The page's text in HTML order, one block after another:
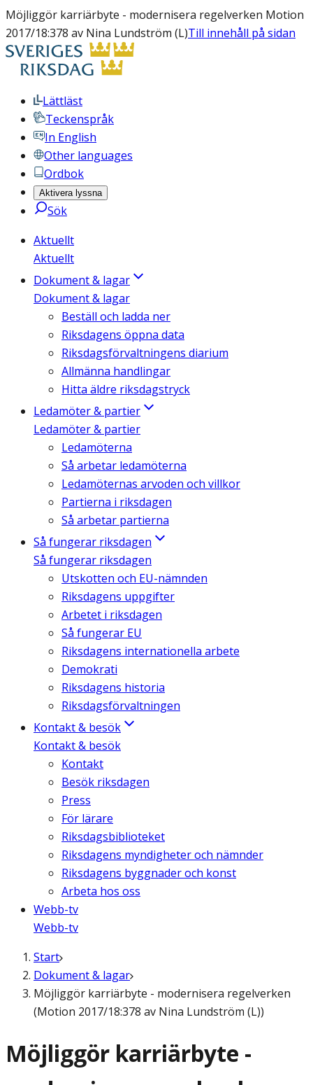
Möjliggör karriärbyte - modernisera regelverken Motion
2017/18:378 av Nina Lundström (L)Till innehåll på sidan
Lättläst
Teckenspråk
In English
Other languages
Ordbok
Aktivera lyssna
Sök
Aktuellt
Aktuellt
Dokument & lagar
Dokument & lagar
Beställ och ladda ner
Riksdagens öppna data
Riksdagsförvaltningens diarium
Allmänna handlingar
Hitta äldre riksdagstryck
Ledamöter & partier
Ledamöter & partier
Ledamöterna
Så arbetar ledamöterna
Ledamöternas arvoden och villkor
Partierna i riksdagen
Så arbetar partierna
Så fungerar riksdagen
Så fungerar riksdagen
Utskotten och EU-nämnden
Riksdagens uppgifter
Arbetet i riksdagen
Så fungerar EU
Riksdagens internationella arbete
Demokrati
Riksdagens historia
Riksdagsförvaltningen
Kontakt & besök
Kontakt & besök
Kontakt
Besök riksdagen
Press
För lärare
Riksdagsbiblioteket
Riksdagens myndigheter och nämnder
Riksdagens byggnader och konst
Arbeta hos oss
Webb-tv
Webb-tv
Start
Dokument & lagar
Möjliggör karriärbyte - modernisera regelverken
(Motion 2017/18:378 av Nina Lundström (L))
Möjliggör karriärbyte -